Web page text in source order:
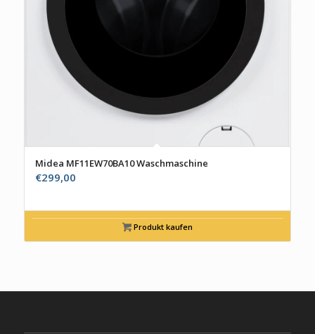
Midea MF11EW70BA10 Waschmaschine
€299,00
Produkt kaufen